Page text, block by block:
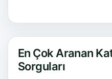
En Çok Aranan
Sorguları